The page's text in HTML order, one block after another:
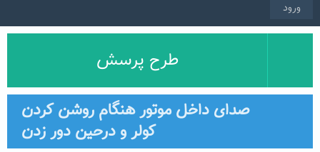
ورود
طرح پرسش
صدای داخل موتور هنگام روشن کردن
کولر و درحین دور زدن